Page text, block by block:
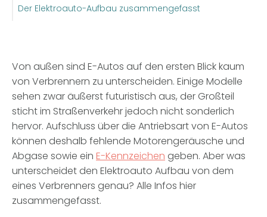
Der Elektroauto-Aufbau zusammengefasst
Von außen sind E-Autos auf den ersten Blick kaum
von Verbrennern zu unterscheiden. Einige Modelle
sehen zwar äußerst futuristisch aus, der Großteil
sticht im Straßenverkehr jedoch nicht sonderlich
hervor. Aufschluss über die Antriebsart von E-Autos
können deshalb fehlende Motorengeräusche und
Abgase sowie ein E-Kennzeichen geben. Aber was
unterscheidet den Elektroauto Aufbau von dem
eines Verbrenners genau? Alle Infos hier
zusammengefasst.